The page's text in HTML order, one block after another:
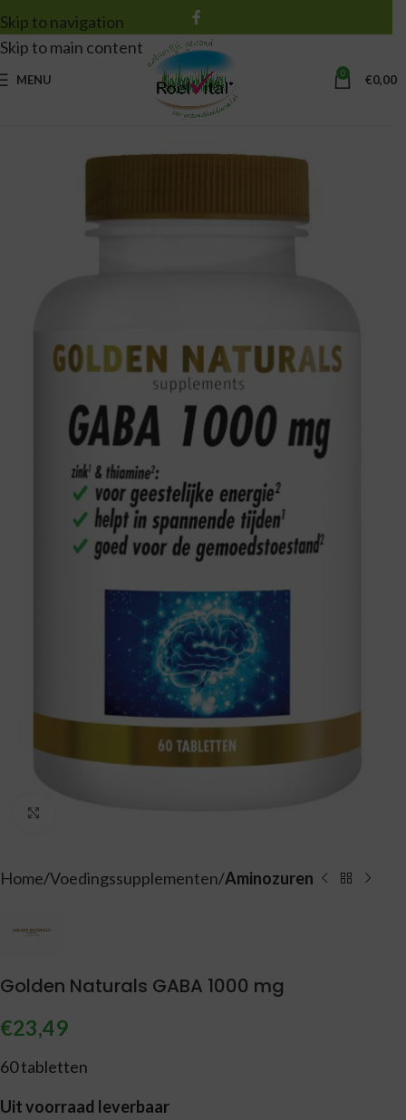
Skip to navigation
Skip to main content
MENU 0 €0,00
Home Voedingssupplementen Aminozuren
Golden Naturals GABA 1000 mg
€23,49
60 tabletten
Uit voorraad leverbaar